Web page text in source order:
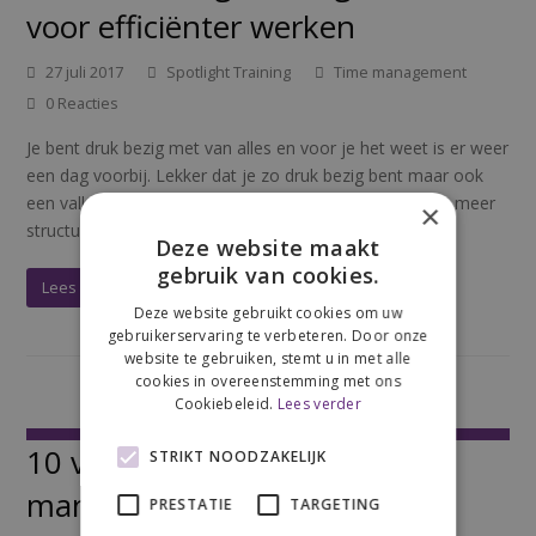
voor efficiënter werken
27 juli 2017 Spotlight Training
Time management
0 Reacties
Je bent druk bezig met van alles en voor je het weet is er weer
een dag voorbij. Lekker dat je zo druk bezig bent maar ook
een valkuil als je geen overzicht en focus hebt. Tijd om meer
structuur…
Lees meer
10 veel gemaakt Time
management fouten
×
Deze website maakt
gebruik van cookies.
Deze website gebruikt cookies om uw
gebruikerservaring te verbeteren. Door onze
website te gebruiken, stemt u in met alle
cookies in overeenstemming met ons
Cookiebeleid. Lees verder
STRIKT NOODZAKELIJK
PRESTATIE TARGETING